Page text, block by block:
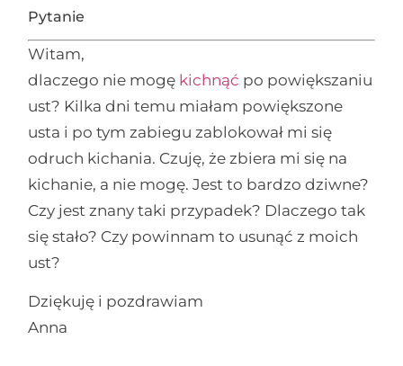
Pytanie
Witam,
dlaczego nie mogę kichnąć po powiększaniu
ust? Kilka dni temu miałam powiększone
usta i po tym zabiegu zablokował mi się
odruch kichania. Czuję, że zbiera mi się na
kichanie, a nie mogę. Jest to bardzo dziwne?
Czy jest znany taki przypadek? Dlaczego tak
się stało? Czy powinnam to usunąć z moich
ust?
Dziękuję i pozdrawiam
Anna